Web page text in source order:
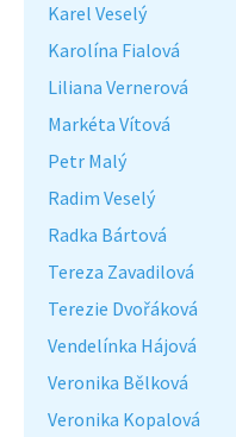
Karel Veselý
Karolína Fialová
Liliana Vernerová
Markéta Vítová
Petr Malý
Radim Veselý
Radka Bártová
Tereza Zavadilová
Terezie Dvořáková
Vendelínka Hájová
Veronika Bělková
Veronika Kopalová